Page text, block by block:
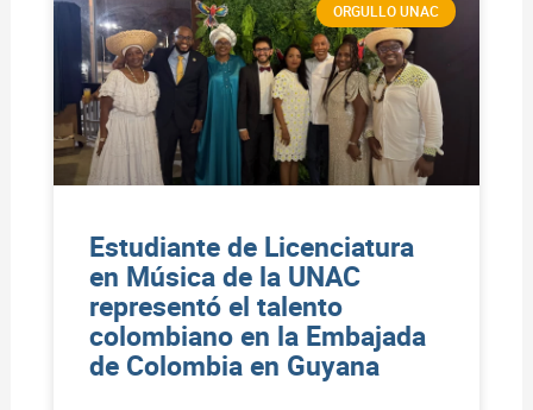
ORGULLO UNAC
Estudiante de Licenciatura
en Música de la UNAC
representó el talento
colombiano en la Embajada
de Colombia en Guyana